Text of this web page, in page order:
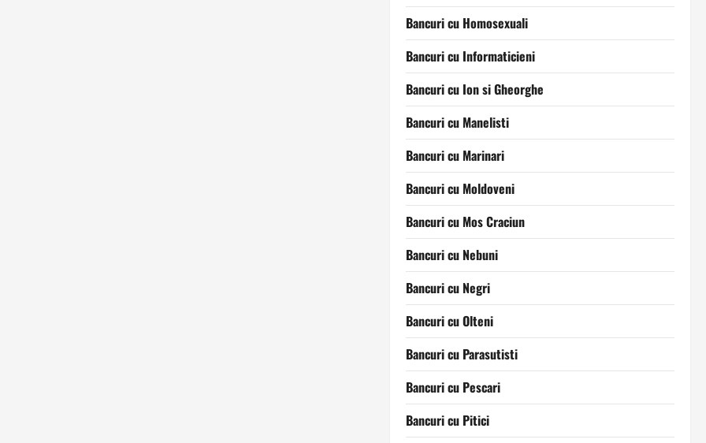
Bancuri cu Homosexuali
Bancuri cu Informaticieni
Bancuri cu Ion si Gheorghe
Bancuri cu Manelisti
Bancuri cu Marinari
Bancuri cu Moldoveni
Bancuri cu Mos Craciun
Bancuri cu Nebuni
Bancuri cu Negri
Bancuri cu Olteni
Bancuri cu Parasutisti
Bancuri cu Pescari
Bancuri cu Pitici